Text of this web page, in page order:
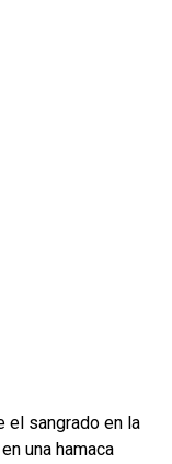
el sangrado en la
una hamaca